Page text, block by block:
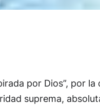
por Dios”, por
suprema,